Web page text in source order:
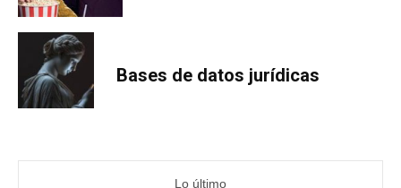
Bases de datos jurídicas
Lo último